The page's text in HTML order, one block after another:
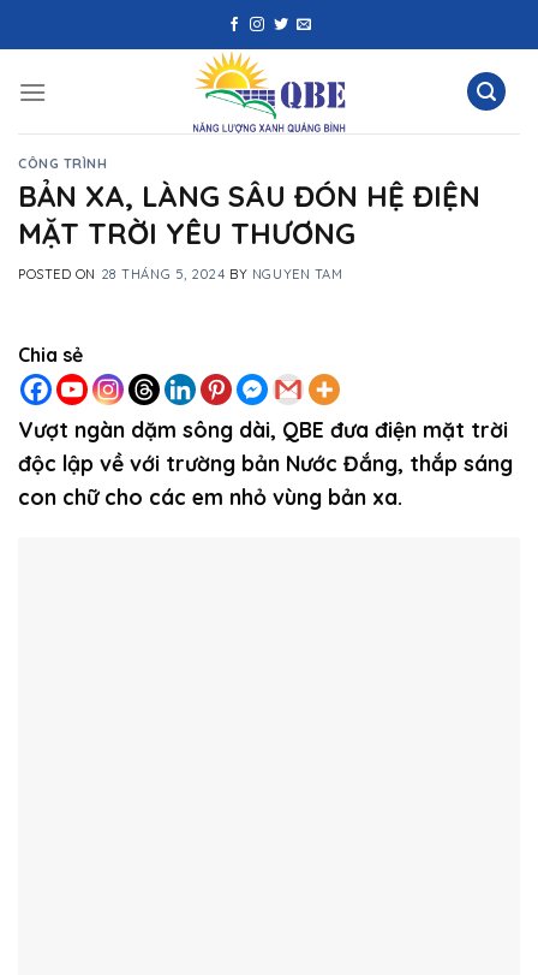
to
CÔNG TRÌNH
BẢN XA, LÀNG SÂU ĐÓN HỆ ĐIỆN
MẶT TRỜI YÊU THƯƠNG
POSTED ON 28 THÁNG 5, 2024 BY NGUYEN TAM
Chia sẻ
Vượt ngàn dặm sông dài, QBE đưa điện mặt trời
độc lập về với trường bản Nước Đắng, thắp sáng
con chữ cho các em nhỏ vùng bản xa.